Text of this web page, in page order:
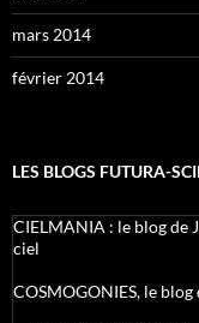
mars 2014
février 2014
LES BLOGS FUTURA-
CIELMANIA : le blog de
ciel
COSMOGONIES, le